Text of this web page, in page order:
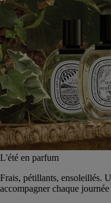
L'été en parfum
Frais, pétillants, ensoleillés.
accompagner chaque journée